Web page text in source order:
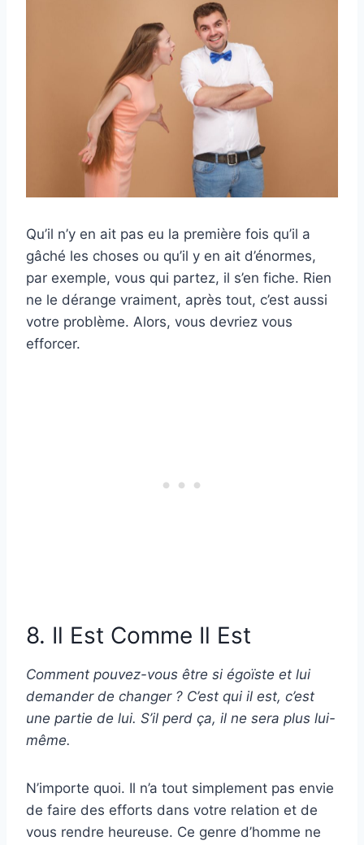
Qu’il n’y en ait pas eu la première fois qu’il a
gâché les choses ou qu’il y en ait d’énormes,
par exemple, vous qui partez, il s’en fiche. Rien
ne le dérange vraiment, après tout, c’est aussi
votre problème. Alors, vous devriez vous
efforcer.
8. Il Est Comme Il Est
Comment pouvez-vous être si égoïste et lui
demander de changer ? C’est qui il est, c’est
une partie de lui. S’il perd ça, il ne sera plus lui-
même.
N’importe quoi. Il n’a tout simplement pas envie
de faire des efforts dans votre relation et de
vous rendre heureuse. Ce genre d’homme ne